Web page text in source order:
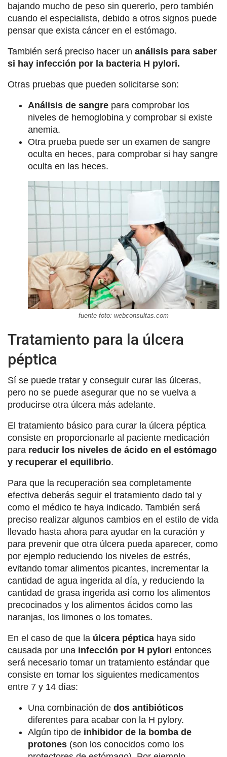
bajando mucho de peso sin quererlo, pero también
cuando el especialista, debido a otros signos puede
pensar que exista cáncer en el estómago.
También será preciso hacer un análisis para saber
si hay infección por la bacteria H pylori.
Otras pruebas que pueden solicitarse son:
Análisis de sangre para comprobar los
niveles de hemoglobina y comprobar si existe
anemia.
Otra prueba puede ser un examen de sangre
oculta en heces, para comprobar si hay sangre
oculta en las heces.
fuente foto: webconsultas.com
Tratamiento para la úlcera
péptica
Sí se puede tratar y conseguir curar las úlceras,
pero no se puede asegurar que no se vuelva a
producirse otra úlcera más adelante.
El tratamiento básico para curar la úlcera péptica
consiste en proporcionarle al paciente medicación
para reducir los niveles de ácido en el estómago
y recuperar el equilibrio.
Para que la recuperación sea completamente
efectiva deberás seguir el tratamiento dado tal y
como el médico te haya indicado. También será
preciso realizar algunos cambios en el estilo de vida
llevado hasta ahora para ayudar en la curación y
para prevenir que otra úlcera pueda aparecer, como
por ejemplo reduciendo los niveles de estrés,
evitando tomar alimentos picantes, incrementar la
cantidad de agua ingerida al día, y reduciendo la
cantidad de grasa ingerida así como los alimentos
precocinados y los alimentos ácidos como las
naranjas, los limones o los tomates.
En el caso de que la úlcera péptica haya sido
causada por una infección por H pylori entonces
será necesario tomar un tratamiento estándar que
consiste en tomar los siguientes medicamentos
entre 7 y 14 días:
Una combinación de dos antibióticos
diferentes para acabar con la H pylory.
Algún tipo de inhibidor de la bomba de
protones (son los conocidos como los